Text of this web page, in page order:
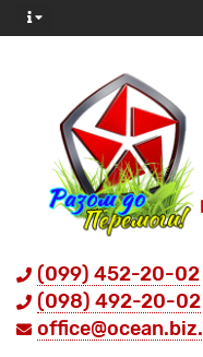
(099) 452-20-02
(098) 492-20-02